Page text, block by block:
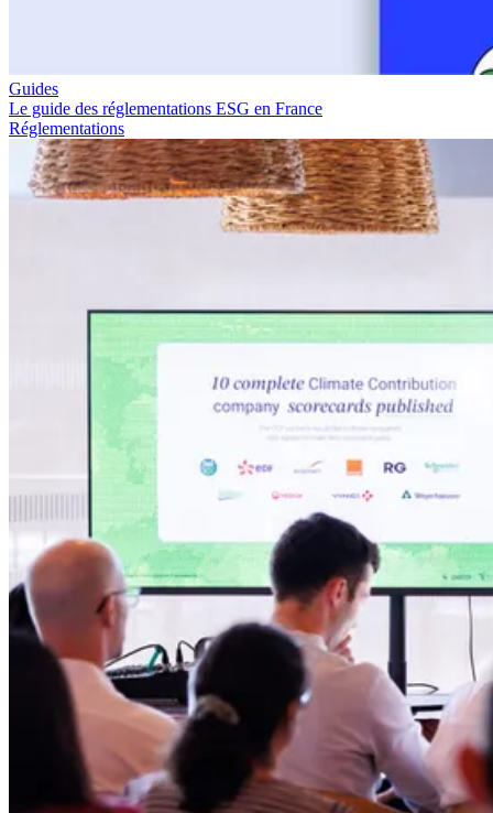
Guides
Le guide des réglementations ESG en France
Réglementations